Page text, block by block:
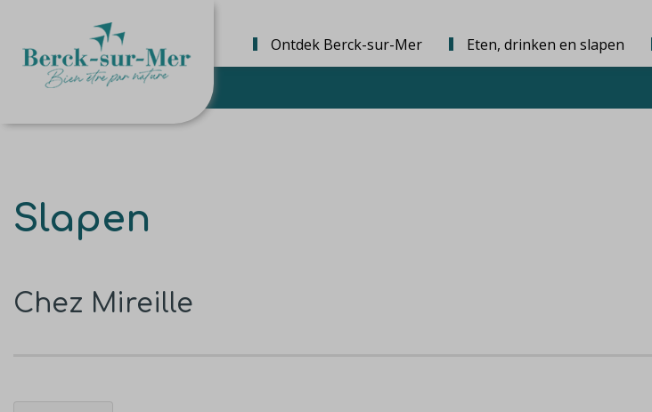
Ontdek Berck-sur-Mer Eten, drinken en slapen
Slapen
Chez Mireille